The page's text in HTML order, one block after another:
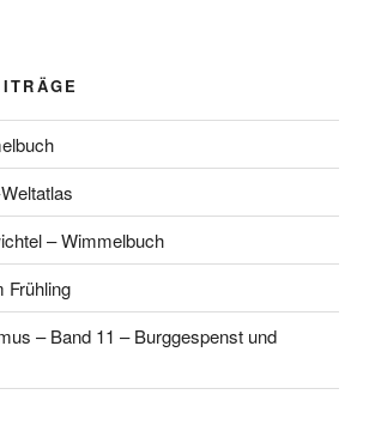
– Wimmelbuch
Frühling
– Band 11 – Burggespenst und